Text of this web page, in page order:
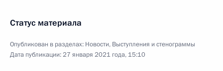
Статус материала
Опубликован в разделах: Новости, Выступления и стенограммы
Дата публикации:27 января 2021 года, 15:10